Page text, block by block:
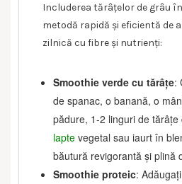
Includerea tărâțelor de grâu
metodă rapidă și eficientă de
zilnică cu fibre și nutrienți:
Smoothie verde cu tărâțe:
de spanac, o banană, o
pădure, 1-2 linguri de
lapte vegetal sau iaurt în
băutură revigorantă și plină
Smoothie proteic: